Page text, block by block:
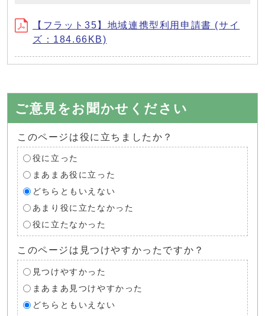
【フラット35】地域連携型利用申請書 (サイ
ズ：184.66KB)
ご意見をお聞かせください
このページは役に立ちましたか？
役に立った
まあまあ役に立った
どちらともいえない
あまり役に立たなかった
役に立たなかった
このページは見つけやすかったですか？
見つけやすかった
まあまあ見つけやすかった
どちらともいえない